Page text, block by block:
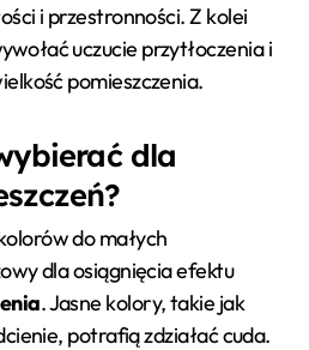
i przestronności. Z kolei
uczucie przytłoczenia i
pomieszczenia.
dla
do małych
dla osiągnięcia efektu
. Jasne kolory, takie jak
potrafią zdziałać cuda.